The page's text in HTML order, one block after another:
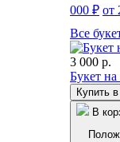
000 ₽ от
Все
3 000 р.
Букет
Купить
В